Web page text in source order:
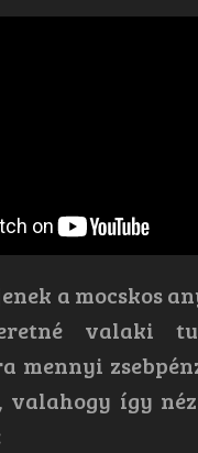
a mocskos
valaki
mennyi
valahogy így